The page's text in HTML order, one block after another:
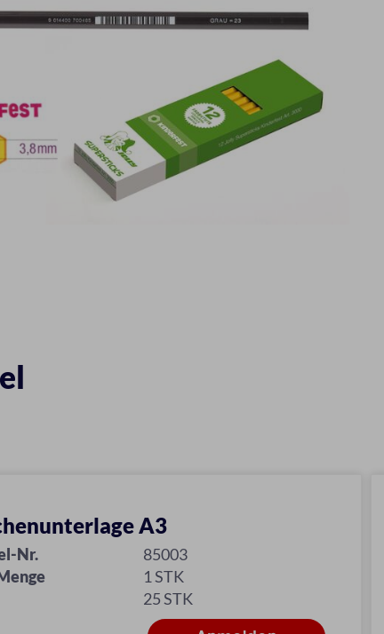
A3
Nr.
85003
1 STK
25 STK